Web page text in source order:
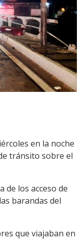
en la noche
tránsito sobre el
de los acceso de
barandas del
que viajaban en